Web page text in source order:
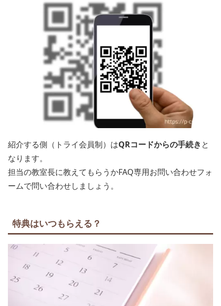
紹介する側（トライ会員制）はQRコードからの手続きと
なります。
担当の教室長に教えてもらうかFAQ専用お問い合わせフォ
ームで問い合わせしましょう。
特典はいつもらえる？